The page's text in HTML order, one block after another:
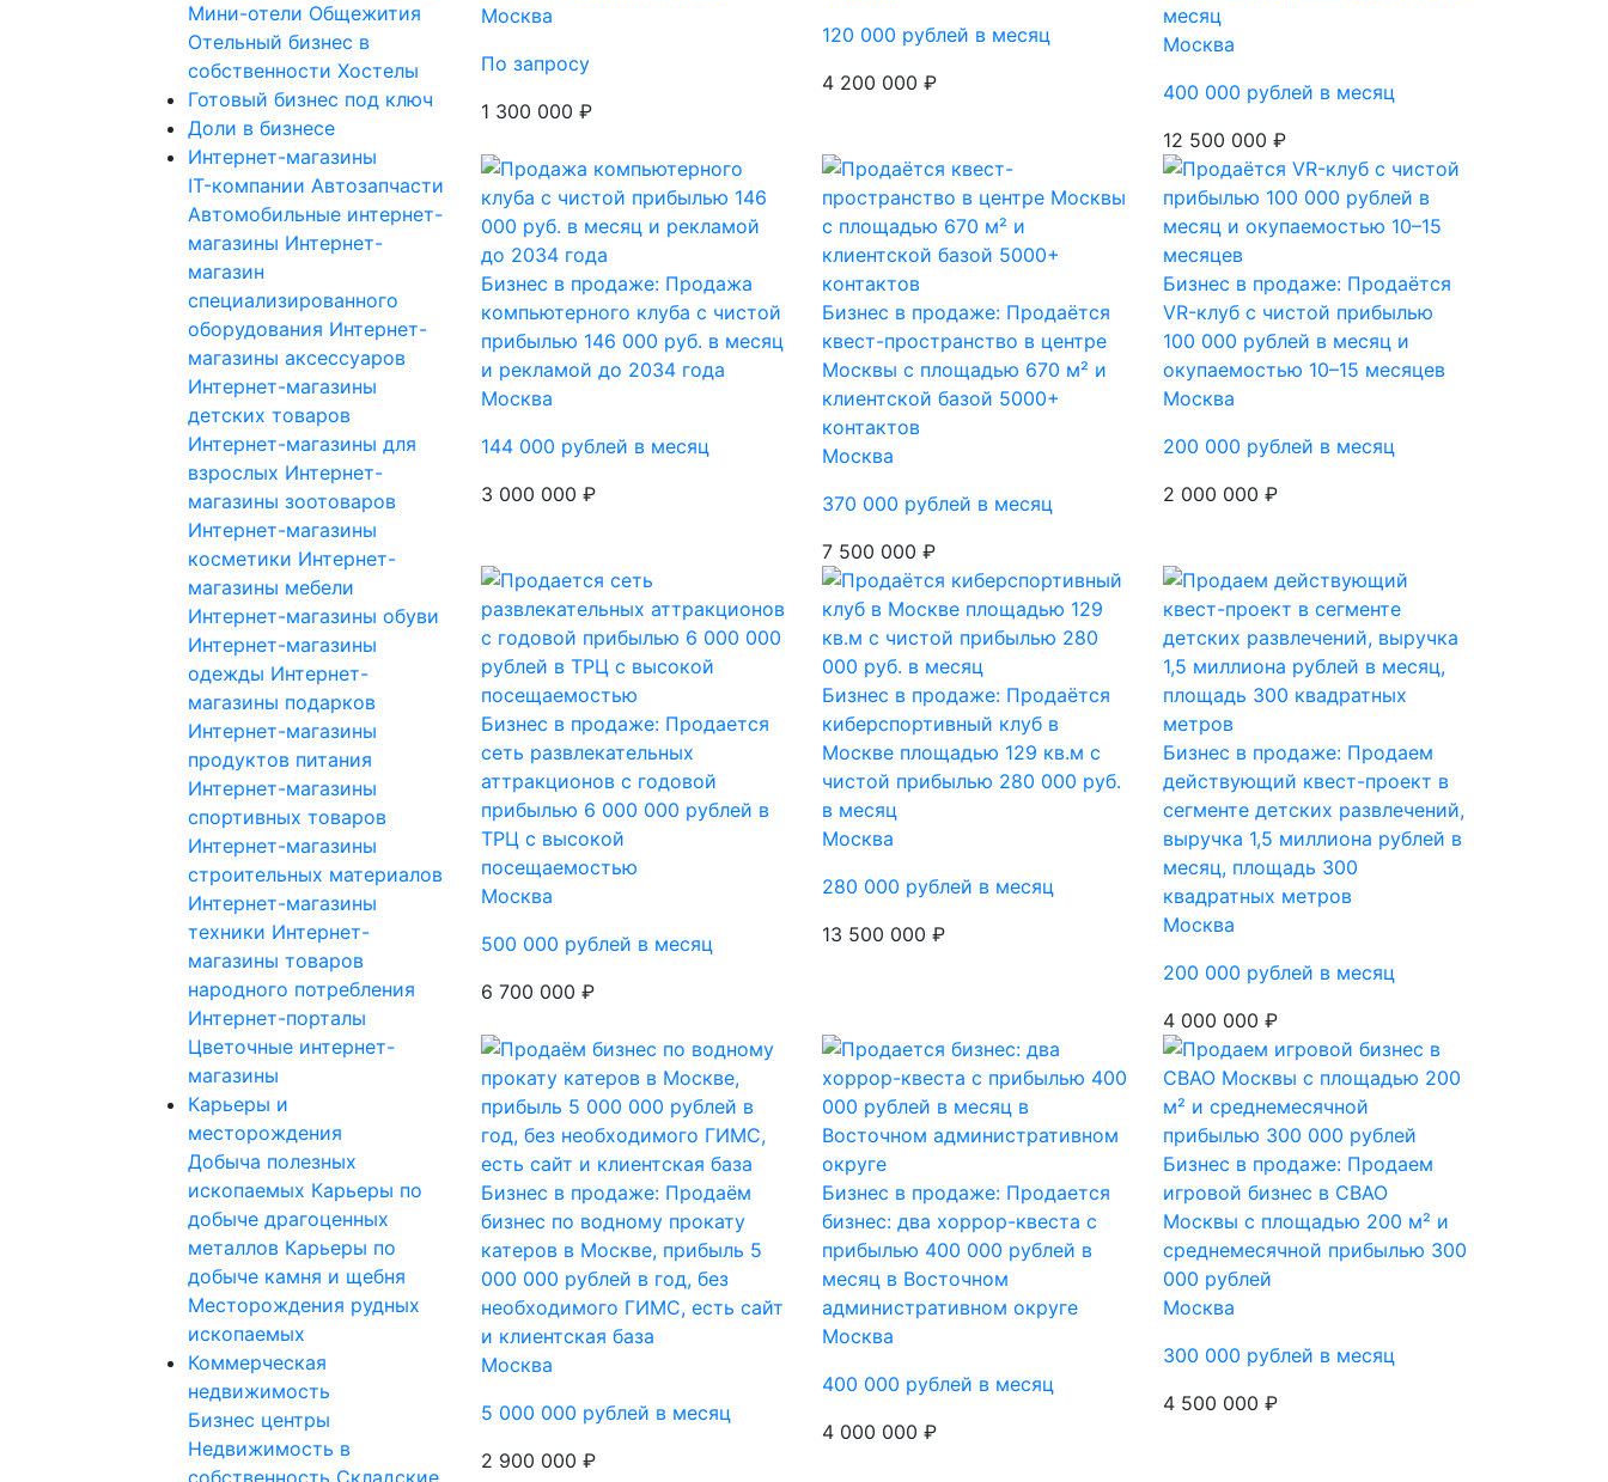
Мини-отели Общежития
Отельный бизнес в
собственности Хостелы
Готовый бизнес под ключ
Доли в бизнесе
Интернет-магазины
IT-компании Автозапчасти
Автомобильные интернет-
магазины Интернет-
магазин
специализированного
оборудования Интернет-
магазины аксессуаров
Интернет-магазины
детских товаров
Интернет-магазины для
взрослых Интернет-
магазины зоотоваров
Интернет-магазины
косметики Интернет-
магазины мебели
Интернет-магазины обуви
Интернет-магазины
одежды Интернет-
магазины подарков
Интернет-магазины
продуктов питания
Интернет-магазины
спортивных товаров
Интернет-магазины
строительных материалов
Интернет-магазины
техники Интернет-
магазины товаров
народного потребления
Интернет-порталы
Цветочные интернет-
магазины
Карьеры и
месторождения
Добыча полезных
ископаемых Карьеры по
добыче драгоценных
металлов Карьеры по
добыче камня и щебня
Месторождения рудных
ископаемых
Коммерческая
недвижимость
Бизнес центры
Недвижимость в
собственность Складские
Москва
По запросу
1 300 000 ₽
120 000 рублей в месяц
4 200 000 ₽
месяц
Москва
400 000 рублей в месяц
12 500 000 ₽
Бизнес в продаже: Продажа
компьютерного клуба с чистой
прибылью 146 000 руб. в месяц
и рекламой до 2034 года
Москва
144 000 рублей в месяц
3 000 000 ₽
Бизнес в продаже: Продаётся
квест-пространство в центре
Москвы с площадью 670 м² и
клиентской базой 5000+
контактов
Москва
370 000 рублей в месяц
7 500 000 ₽
Бизнес в продаже: Продаётся
VR-клуб с чистой прибылью
100 000 рублей в месяц и
окупаемостью 10–15 месяцев
Москва
200 000 рублей в месяц
2 000 000 ₽
Бизнес в продаже: Продается
сеть развлекательных
аттракционов с годовой
прибылью 6 000 000 рублей в
ТРЦ с высокой
посещаемостью
Москва
500 000 рублей в месяц
6 700 000 ₽
Бизнес в продаже: Продаётся
киберспортивный клуб в
Москве площадью 129 кв.м с
чистой прибылью 280 000 руб.
в месяц
Москва
280 000 рублей в месяц
13 500 000 ₽
Бизнес в продаже: Продаем
действующий квест-проект в
сегменте детских развлечений,
выручка 1,5 миллиона рублей в
месяц, площадь 300
квадратных метров
Москва
200 000 рублей в месяц
4 000 000 ₽
Бизнес в продаже: Продаём
бизнес по водному прокату
катеров в Москве, прибыль 5
000 000 рублей в год, без
необходимого ГИМС, есть сайт
и клиентская база
Москва
5 000 000 рублей в месяц
2 900 000 ₽
Бизнес в продаже: Продается
бизнес: два хоррор-квеста с
прибылью 400 000 рублей в
месяц в Восточном
административном округе
Москва
400 000 рублей в месяц
4 000 000 ₽
Бизнес в продаже: Продаем
игровой бизнес в СВАО
Москвы с площадью 200 м² и
среднемесячной прибылью 300
000 рублей
Москва
300 000 рублей в месяц
4 500 000 ₽